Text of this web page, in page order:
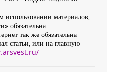
использовании материалов,
обязательна.
так же обязательна
статьи, или на главную